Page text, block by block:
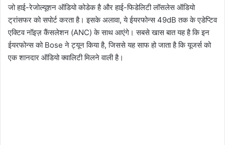
जो हाई-रेजोल्यूशन ऑडियो कोडेक है और हाई-फिडेलिटी लॉसलेस ऑडियो
ट्रांसफर को सपोर्ट करता है। इसके अलावा, ये ईयरफोन्स 49dB तक के एडेप्टिव
एक्टिव नॉइज़ कैंसलेशन (ANC) के साथ आएंगे। सबसे खास बात यह है कि इन
ईयरफोन्स को Bose ने ट्यून किया है, जिससे यह साफ हो जाता है कि यूजर्स को
एक शानदार ऑडियो क्वालिटी मिलने वाली है।